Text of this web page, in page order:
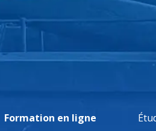
Formation en ligne